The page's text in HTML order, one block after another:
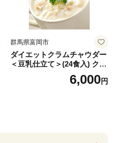
群馬県富岡市
ダイエットクラムチャウダー
＜豆乳仕立て＞(24食入) クラ
ムチャウダー 豆乳 ダイエッ
ト スープ プロテイン たんぱ
6,000円